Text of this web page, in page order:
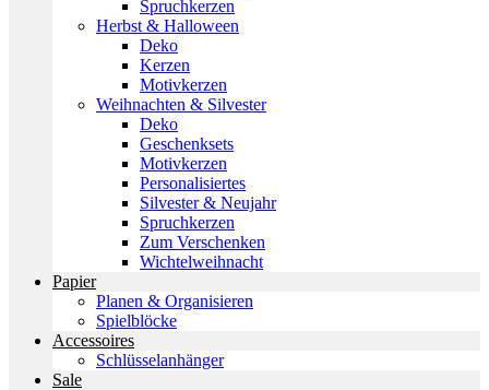
Spruchkerzen
Herbst & Halloween
Deko
Kerzen
Motivkerzen
Weihnachten & Silvester
Deko
Geschenksets
Motivkerzen
Personalisiertes
Silvester & Neujahr
Spruchkerzen
Zum Verschenken
Wichtelweihnacht
Papier
Planen & Organisieren
Spielblöcke
Accessoires
Schlüsselanhänger
Sale